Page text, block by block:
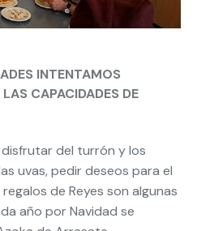
INTENTAMOS
CAPACIDADES DE
del turrón y los
uvas, pedir deseos para el
de Reyes son algunas
año por Navidad se